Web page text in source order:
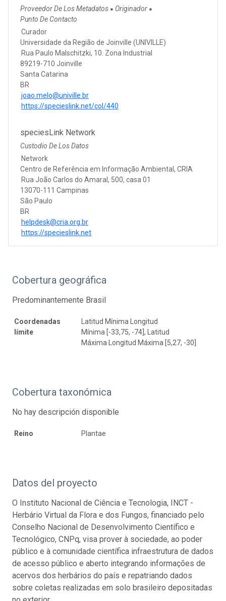
Proveedor De Los Metadatos ● Originador ●
Punto De Contacto
Curador
Universidade da Região de Joinville (UNIVILLE)
Rua Paulo Malschitzki, 10. Zona Industrial
89219-710 Joinville
Santa Catarina
BR
joao.melo@univille.br
https://specieslink.net/col/440
speciesLink Network
Custodio De Los Datos
Network
Centro de Referência em Informação Ambiental, CRIA
Rua João Carlos do Amaral, 500, casa 01
13070-111 Campinas
São Paulo
BR
helpdesk@cria.org.br
https://specieslink.net
Cobertura geográfica
Predominantemente Brasil
Coordenadas
límite
Latitud Mínima Longitud
Mínima [-33,75, -74], Latitud
Máxima Longitud Máxima [5,27, -30]
Cobertura taxonómica
No hay descripción disponible
Reino Plantae
Datos del proyecto
O Instituto Nacional de Ciência e Tecnologia, INCT -
Herbário Virtual da Flora e dos Fungos, financiado pelo
Conselho Nacional de Desenvolvimento Científico e
Tecnológico, CNPq, visa prover à sociedade, ao poder
público e à comunidade científica infraestrutura de dados
de acesso público e aberto integrando informações de
acervos dos herbários do país e repatriando dados
sobre coletas realizadas em solo brasileiro depositadas